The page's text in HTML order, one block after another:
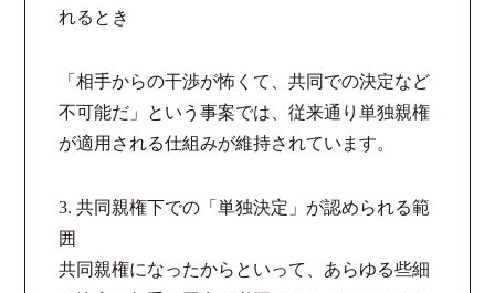
れるとき
「相手からの干渉が怖くて、共同での決定など
不可能だ」という事案では、従来通り単独親権
が適用される仕組みが維持されています。
3. 共同親権下での「単独決定」が認められる範
囲
共同親権になったからといって、あらゆる些細